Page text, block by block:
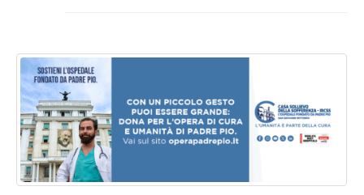
Fino al 29 marzo 2026 – Anziani
malati e fragili, VIDAS lancia
una campagna per rafforzare
l’assistenza domiciliare
13 dicembre 2024 – In